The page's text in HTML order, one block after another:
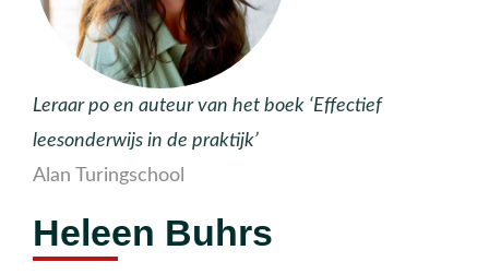
Leraar po en auteur van het boek ‘Effectief
leesonderwijs in de praktijk’
Alan Turingschool
Heleen Buhrs